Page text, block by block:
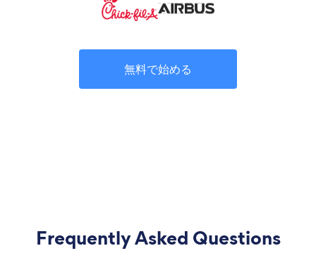
無料で始める
Frequently Asked Questions